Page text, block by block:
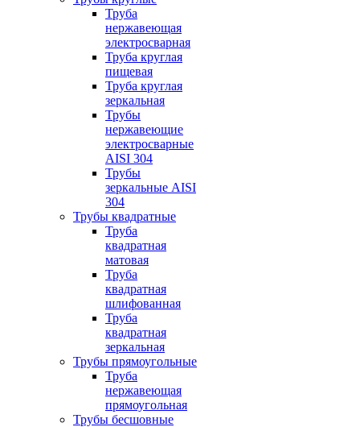
Труба
нержавеющая
электросварная
Труба круглая
пищевая
Труба круглая
зеркальная
Трубы
нержавеющие
электросварные
AISI 304
Трубы
зеркальные AISI
304
Трубы квадратные
Труба
квадратная
матовая
Труба
квадратная
шлифованная
Труба
квадратная
зеркальная
Трубы прямоугольные
Труба
нержавеющая
прямоугольная
Трубы бесшовные